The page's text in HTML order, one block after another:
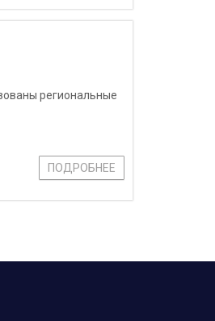
региональные
ПОДРОБНЕЕ